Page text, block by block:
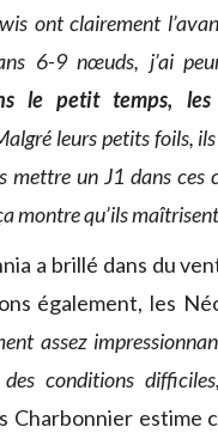
ont clairement
6-9 nœuds, j’ai
le petit temps, les
leurs petits foils,
mettre un J1 dans ces
montre qu’ils
a brillé dans du
également, les
assez
conditions
Charbonnier estime